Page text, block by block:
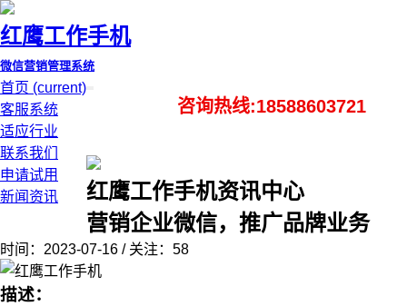
红鹰工作手机
微信营销管理系统
首页 (current)
客服系统
适应行业
联系我们
申请试用
新闻资讯
咨询热线:18588603721
红鹰工作手机资讯中心
营销企业微信，推广品牌业务
时间：2023-07-16 / 关注：58
描述：